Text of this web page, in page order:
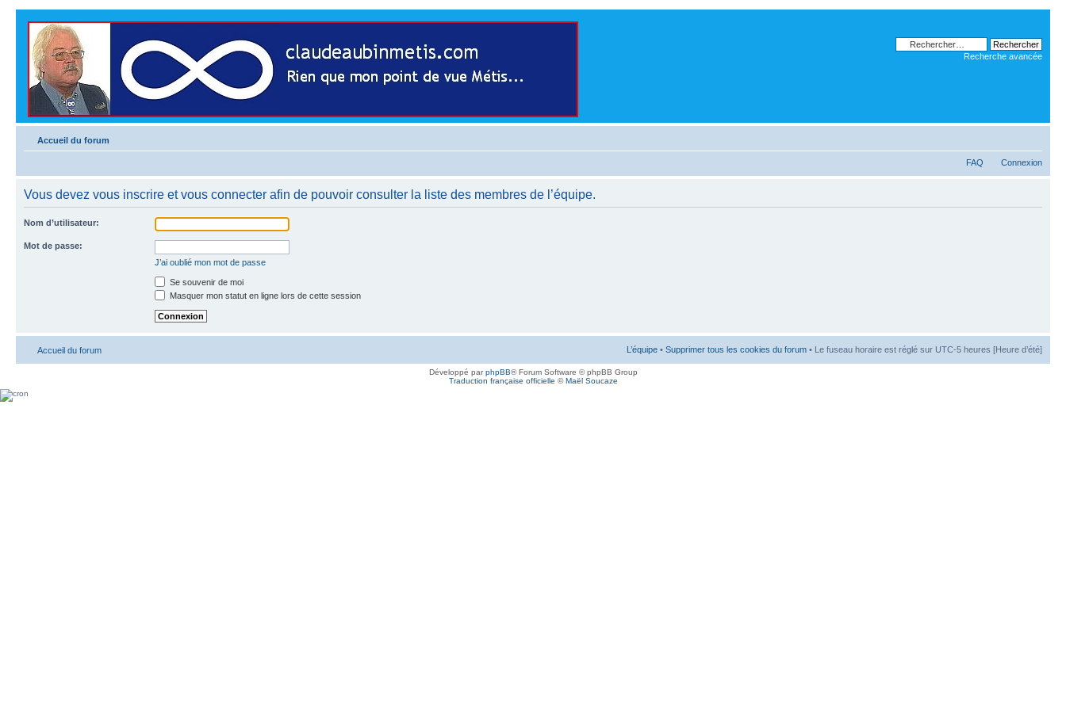
Recherche avancée
Accueil du forum
FAQ Connexion
Vous devez vous inscrire et vous connecter afin de pouvoir consulter la liste des membres de l’équipe.
Nom d’utilisateur:
Mot de passe:
J’ai oublié mon mot de passe
Se souvenir de moi
Masquer mon statut en ligne lors de cette session
Accueil du forum L’équipe • Supprimer tous les cookies du forum • Le fuseau horaire est réglé sur UTC-5 heures [Heure d’été]
Développé parphpBB® Forum Software © phpBB Group
Traduction française officielle ©Maël Soucaze